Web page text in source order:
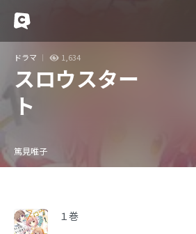
ドラマ 1,634
スロウスター
ト
篤見唯子
１巻